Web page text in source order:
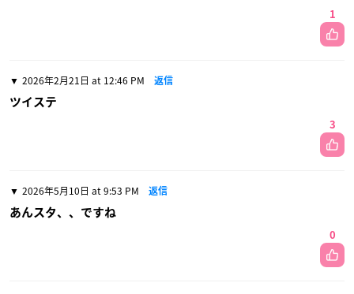
1
2026年2月21日 at 12:46 PM 返信
ツイステ
3
2026年5月10日 at 9:53 PM 返信
あんスタ、、ですね
0